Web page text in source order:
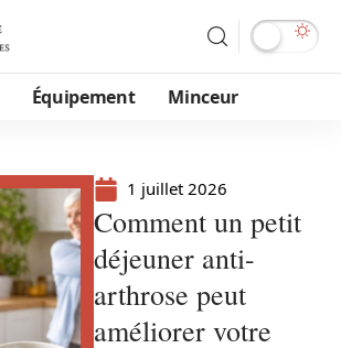
Équipement Minceur
1 juillet 2026
Comment un petit
déjeuner anti-
arthrose peut
améliorer votre